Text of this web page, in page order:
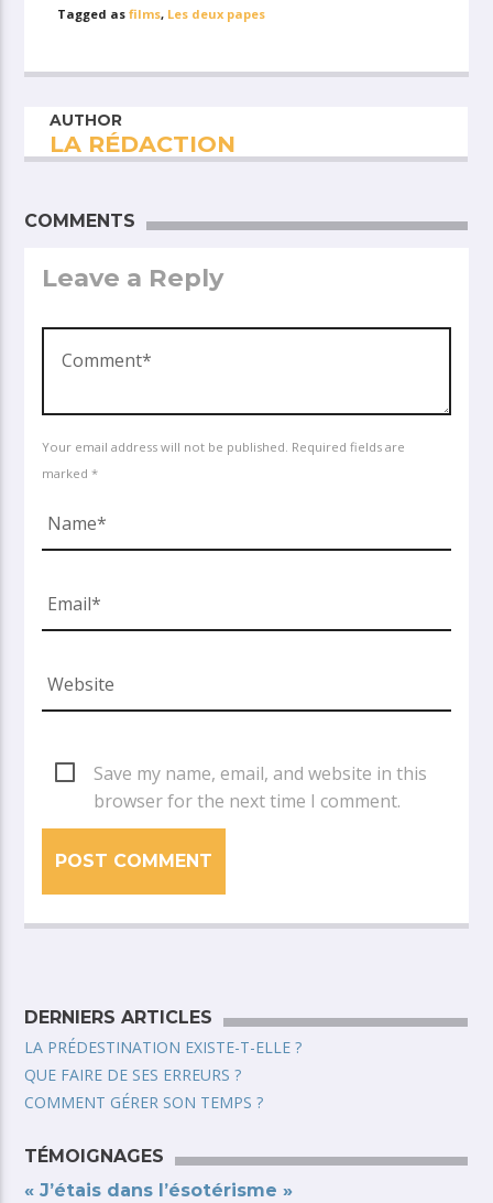
Tagged asfilms, Les deux papes
AUTHOR
LA RÉDACTION
COMMENTS
Leave a Reply
Your email address will not be published. Required fields are
marked *
Save my name, email, and website in this
browser for the next time I comment.
DERNIERS ARTICLES
LA PRÉDESTINATION EXISTE-T-ELLE ?
QUE FAIRE DE SES ERREURS ?
COMMENT GÉRER SON TEMPS ?
TÉMOIGNAGES
« J’étais dans l’ésotérisme »